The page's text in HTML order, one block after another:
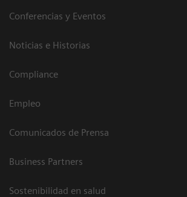
Conferencias y Eventos
Noticias e Historias
Compliance
Empleo
Comunicados de Prensa
Business Partners
Sostenibilidad en salud